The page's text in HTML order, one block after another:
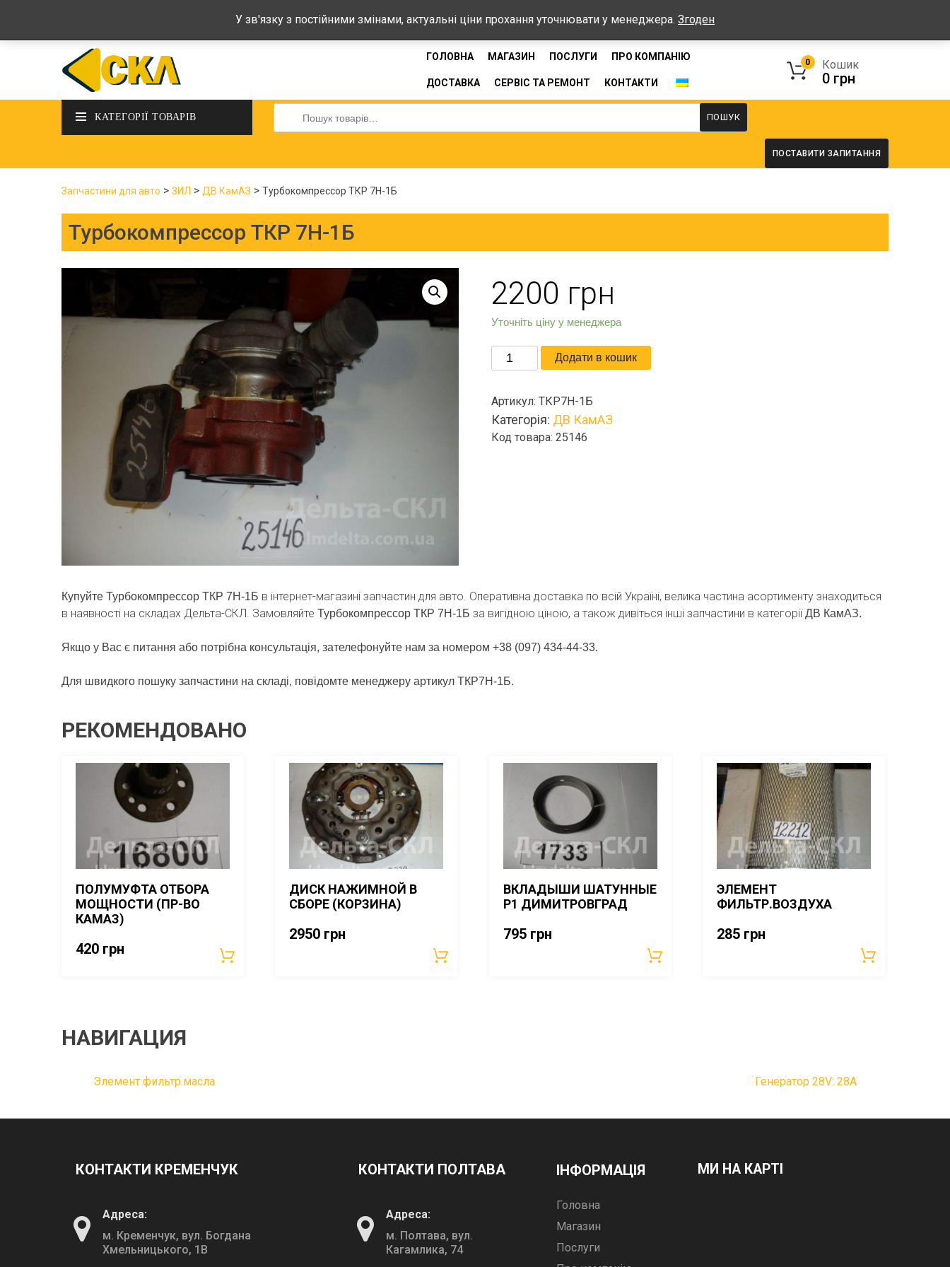
+38 (097) 434-44-33 Графік: Пн-Пт: 08:00-17:00, Сб-Нд - вихідні
ГОЛОВНА МАГАЗИН ПОСЛУГИ ПРО КОМПАНІЮ
ДОСТАВКА СЕРВІС ТА РЕМОНТ КОНТАКТИ
Кошик
0
0 грн
КАТЕГОРІЇ ТОВАРІВ
Шукати:
ПОШУК
ПОСТАВИТИ ЗАПИТАННЯ
Запчастини для авто > ЗИЛ > ДВ КамАЗ > Турбокомпрессор ТКР 7Н-1Б
Турбокомпрессор ТКР 7Н-1Б
2200 грн
Уточніть ціну у менеджера
Турбокомпрессор
ТКР
кількість
Додати в кошик
Артикул:ТКР7Н-1Б
Категорія: ДВ КамАЗ
Код товара: 25146
Купуйте Турбокомпрессор ТКР 7Н-1Б в інтернет-магазині запчастин для авто. Оперативна доставка по всій Україні, велика частина асортименту знаходиться
в наявності на складах Дельта-СКЛ. Замовляйте Турбокомпрессор ТКР 7Н-1Б за вигідною ціною, а також дивіться інші запчастини в категоріїДВ КамАЗ.
Якщо у Вас є питання або потрібна консультація, зателефонуйте нам за номером +38 (097) 434-44-33.
Для швидкого пошуку запчастини на складі, повідомте менеджеру артикул ТКР7Н-1Б.
РЕКОМЕНДОВАНО
ПОЛУМУФТА ОТБОРА
МОЩНОСТИ (ПР-ВО
КАМАЗ)
420 грн
ДИСК НАЖИМНОЙ В
СБОРЕ (КОРЗИНА)
2950 грн
ВКЛАДЫШИ ШАТУННЫЕ
Р1 ДИМИТРОВГРАД
795 грн
ЭЛЕМЕНТ
ФИЛЬТР.ВОЗДУХА
285 грн
НАВИГАЦИЯ
Элемент фильтр.масла Генератор 28V: 28А
КОНТАКТИ КРЕМЕНЧУК
Адреса:
м. Кременчук, вул. Богдана
Хмельницького, 1В
КОНТАКТИ ПОЛТАВА
Адреса:
м. Полтава, вул.
Кагамлика, 74
ІНФОРМАЦІЯ
Головна
Магазин
Послуги
МИ НА КАРТІ
У зв'язку з постійними змінами, актуальні ціни прохання уточнювати у менеджера. Згоден